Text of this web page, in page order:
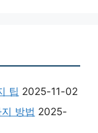
팁 2025-11-02
방법 2025-